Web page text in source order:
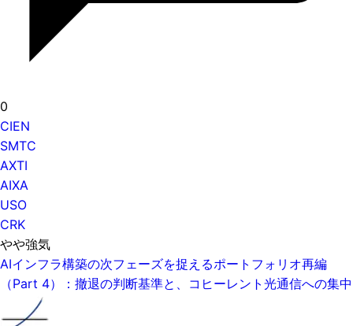
0
CIEN
SMTC
AXTI
AIXA
USO
CRK
やや強気
AIインフラ構築の次フェーズを捉えるポートフォリオ再編
（Part 4）：撤退の判断基準と、コヒーレント光通信への集中